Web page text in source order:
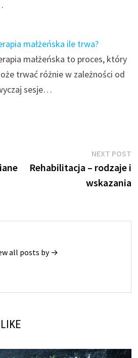
małżeńska ile trwa?
małżeńska to proces, który
trwać różnie w zależności od
sesje…
NEXT POST
Rehabilitacja – rodzaje i
wskazania
all posts by →